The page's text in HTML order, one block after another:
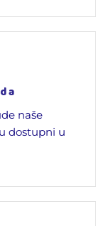
naše
dostupni u